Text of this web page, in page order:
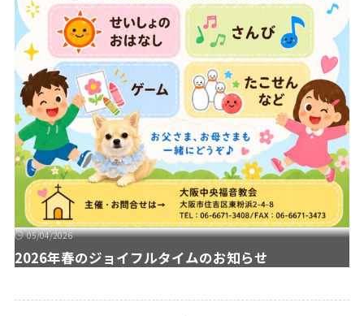
05/04/2026
2026年春のジョイフルタイムのお知らせ